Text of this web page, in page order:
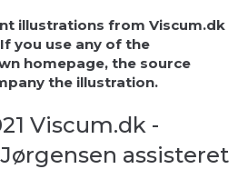
illustrations from Viscum.dk
you use any of the
homepage, the source
the illustration.
Viscum.dk -
assisteret